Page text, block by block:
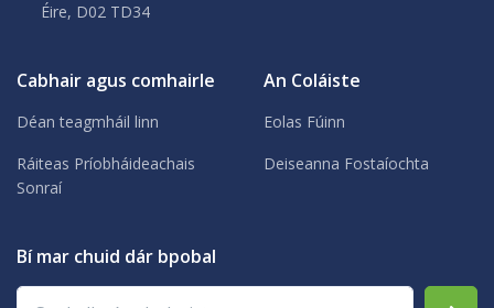
Éire, D02 TD34
Cabhair agus comhairle
Déan teagmháil linn
Ráiteas Príobháideachais
Sonraí
An Coláiste
Eolas Fúinn
Deiseanna Fostaíochta
Bí mar chuid dár bpobal
Seoladh ríomhphoist